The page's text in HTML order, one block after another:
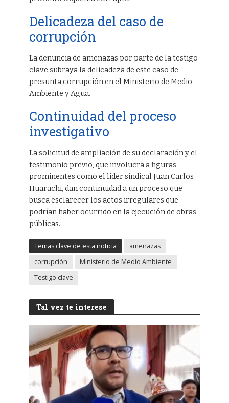
Delicadeza del caso de
corrupción
La denuncia de amenazas por parte de la testigo
clave subraya la delicadeza de este caso de
presunta corrupción en el Ministerio de Medio
Ambiente y Agua.
Continuidad del proceso
investigativo
La solicitud de ampliación de su declaración y el
testimonio previo, que involucra a figuras
prominentes como el líder sindical Juan Carlos
Huarachi, dan continuidad a un proceso que
busca esclarecer los actos irregulares que
podrían haber ocurrido en la ejecución de obras
públicas.
Temas clave de esta noticia
amenazas
corrupción
Ministerio de Medio Ambiente
Testigo clave
Tal vez te interese